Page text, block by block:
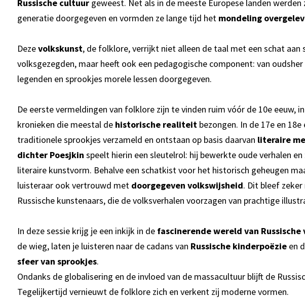
Russische cultuurgeweest. Net als in de meeste Europese landen werden
generatie doorgegeven en vormden ze lange tijd het mondeling
Dezevolkskunst, de folklore, verrijkt niet alleen de taal met een schat aan
volksgezegden, maar heeft ook een pedagogische component: van
legenden en sprookjes morele lessen doorgegeven.
De eerste vermeldingen van folklore zijn te vinden ruim vóór de 10e eeuw,
kronieken die meestal dehistorische realiteit bezongen. In de 17e en
traditionele sprookjes verzameld en ontstaan op basis daarvan literaire
dichter Poesjkin speelt hierin een sleutelrol: hij bewerkte oude verhalen
literaire kunstvorm. Behalve een schatkist voor het historisch geheugen
luisteraar ook vertrouwd met doorgegeven volkswijsheid. Dit bleef
Russische kunstenaars, die de volksverhalen voorzagen van prachtige
In deze sessie krijg je een inkijk in de fascinerende wereld van Russische
de wieg, laten je luisteren naar de cadans van Russische kinderpoëzieen
sfeer van sprookjes.
Ondanks de globalisering en de invloed van de massacultuur blijft de
Tegelijkertijd vernieuwt de folklore zich en verkent zij moderne vormen.